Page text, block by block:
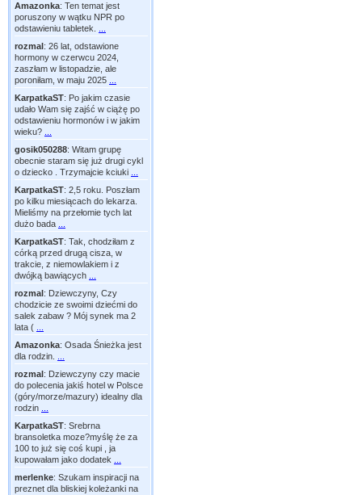
Amazonka: Ten temat jest
poruszony w wątku NPR po
odstawieniu tabletek.
rozmal: 26 lat, odstawione
hormony w czerwcu 2024,
zaszłam w listopadzie, ale
poroniłam, w maju 2025
KarpatkaST: Po jakim czasie
udało Wam się zajść w ciążę po
odstawieniu hormonów i w jakim
wieku?
gosik050288: Witam grupę
obecnie staram się już drugi cykl
o dziecko . Trzymajcie kciuki
KarpatkaST: 2,5 roku. Poszłam
po kilku miesiącach do lekarza.
Mieliśmy na przełomie tych lat
dużo bada
KarpatkaST: Tak, chodziłam z
córką przed drugą cisza, w
trakcie, z niemowlakiem i z
dwójką bawiących
rozmal: Dziewczyny, Czy
chodzicie ze swoimi dziećmi do
salek zabaw ? Mój synek ma 2
lata (
Amazonka: Osada Śnieżka jest
dla rodzin.
rozmal: Dziewczyny czy macie
do polecenia jakiś hotel w Polsce
(góry/morze/mazury) idealny dla
rodzin
KarpatkaST: Srebrna
bransoletka moze?myślę że za
100 to już się coś kupi , ja
kupowałam jako dodatek
merlenke: Szukam inspiracji na
preznet dla bliskiej koleżanki na